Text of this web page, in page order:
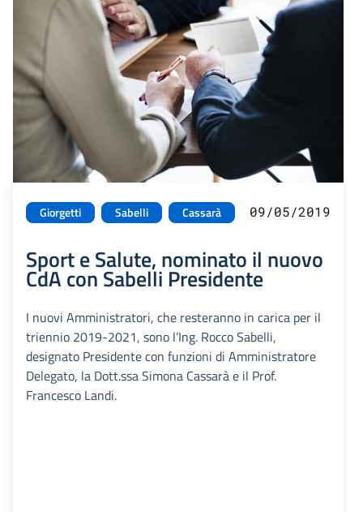
Giorgetti Sabelli Cassarà 09/05/2019
Sport e Salute, nominato il nuovo
CdA con Sabelli Presidente
I nuovi Amministratori, che resteranno in carica per il
triennio 2019-2021, sono l’Ing. Rocco Sabelli,
designato Presidente con funzioni di Amministratore
Delegato, la Dott.ssa Simona Cassarà e il Prof.
Francesco Landi.